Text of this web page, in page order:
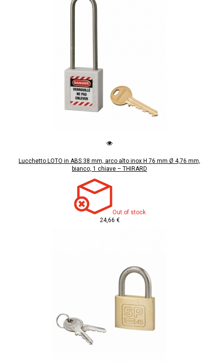
Lucchetto LOTO in ABS 38 mm, arco alto inox H 76 mm Ø 4,76 mm,
bianco, 1 chiave – THIRARD
Out of stock
24,66 €